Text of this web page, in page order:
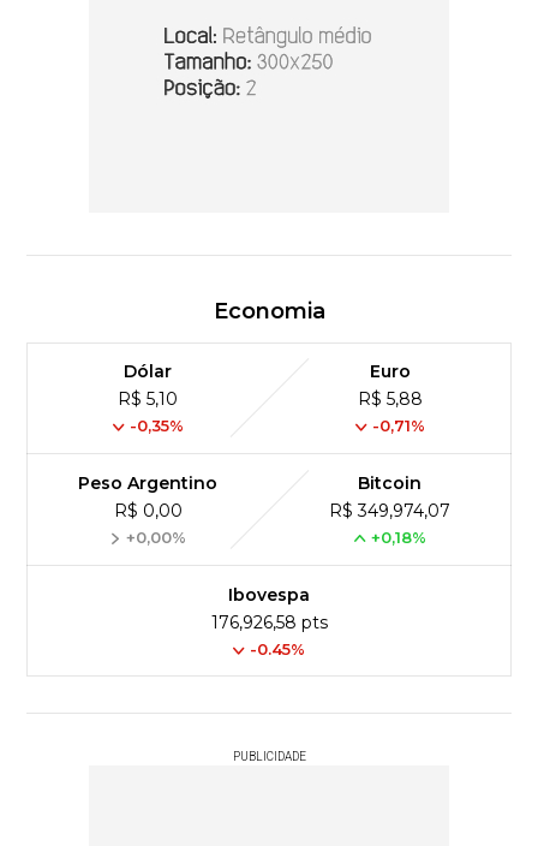
Economia
Dólar
R$ 5,10
-0,35%
Euro
R$ 5,88
-0,71%
Peso Argentino
R$ 0,00
+0,00%
Bitcoin
R$ 349,974,07
+0,18%
Ibovespa
176,926,58 pts
-0.45%
PUBLICIDADE